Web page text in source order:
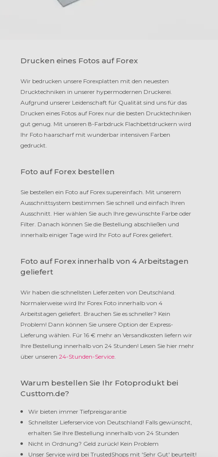
Drucken eines Fotos auf Forex
Wir bedrucken unsere Forexplatten mit den neuesten
Drucktechniken in unserer hypermodernen Druckerei.
Aufgrund unserer Leidenschaft für Qualität sind uns für das
Drucken eines Fotos auf Forex nur die besten Drucktechniken
gut genug. Mit unseren 8-Farbdruck Flachbettdruckern wird
Ihr Foto haarscharf mit wunderbar intensiven Farben
gedruckt.
Foto auf Forex bestellen
Sie bestellen ein Foto auf Forex supereinfach. Mit unserem
Ausschnittsystem bestimmen Sie schnell und einfach Ihren
Ausschnitt. Hier wählen Sie auch Ihre gewünschte Farbe oder
Filter. Danach können Sie die Bestellung abschließen und
innerhalb einiger Tage wird Ihr Foto auf Forex geliefert.
Foto auf Forex innerhalb von 4 Arbeitstagen
geliefert
Wir haben die schnellsten Lieferzeiten von Deutschland.
Normalerweise wird Ihr Forex Foto innerhalb von 4
Arbeitstagen geliefert. Brauchen Sie es schneller? Kein
Problem! Dann können Sie unsere Option der Express-
Lieferung wählen. Für 16 € mehr an Versandkosten liefern wir
Ihre Bestellung innerhalb von 24 Stunden! Lesen Sie hier mehr
über unseren 24-Stunden-Service
Warum bestellen Sie Ihr Fotoprodukt bei
Custtom.de?
Wir bieten immer Tiefpreisgarantie
Schnellster Lieferservice von Deutschland! Falls gewünscht,
erhalten Sie Ihre Bestellung innerhalb von 24 Stunden
Nicht in Ordnung? Geld zurück! Kein Problem
Unser Service wird bei TrustedShops mit 'Sehr Gut' beurteilt!